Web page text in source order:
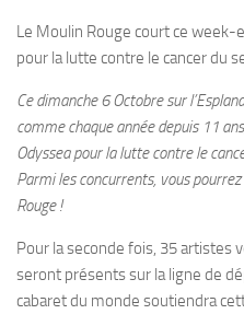
Le Moulin Rouge court ce week-
pour la lutte contre le cancer du
Ce dimanche 6 Octobre sur
comme chaque année depuis 11
Odyssea pour la lutte contre le
Parmi les concurrents, vous
Rouge !
Pour la seconde fois, 35 artistes
seront présents sur la ligne de
cabaret du monde soutiendra